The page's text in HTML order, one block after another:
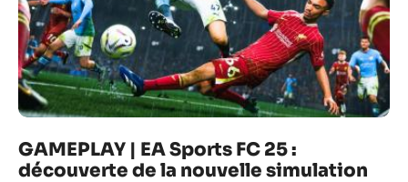
GAMEPLAY | EA Sports FC 25 :
découverte de la nouvelle simulation